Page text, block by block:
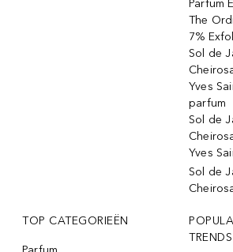
Parfum
The
7%
Sol de
Yves
parfum
Sol de
Yves
Sol de
TOP CATEGORIEËN
TRENDS